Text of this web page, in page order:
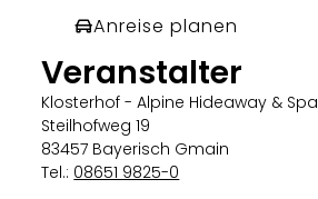
Anreise planen
Veranstalter
Klosterhof - Alpine Hideaway & Spa
Steilhofweg 19
83457 Bayerisch Gmain
Tel.: 08651 9825-0